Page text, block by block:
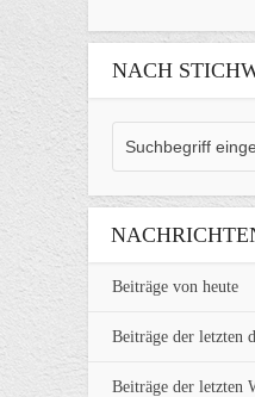
NACH
Beiträge von heute
Beiträge der letzten
Beiträge der letzten